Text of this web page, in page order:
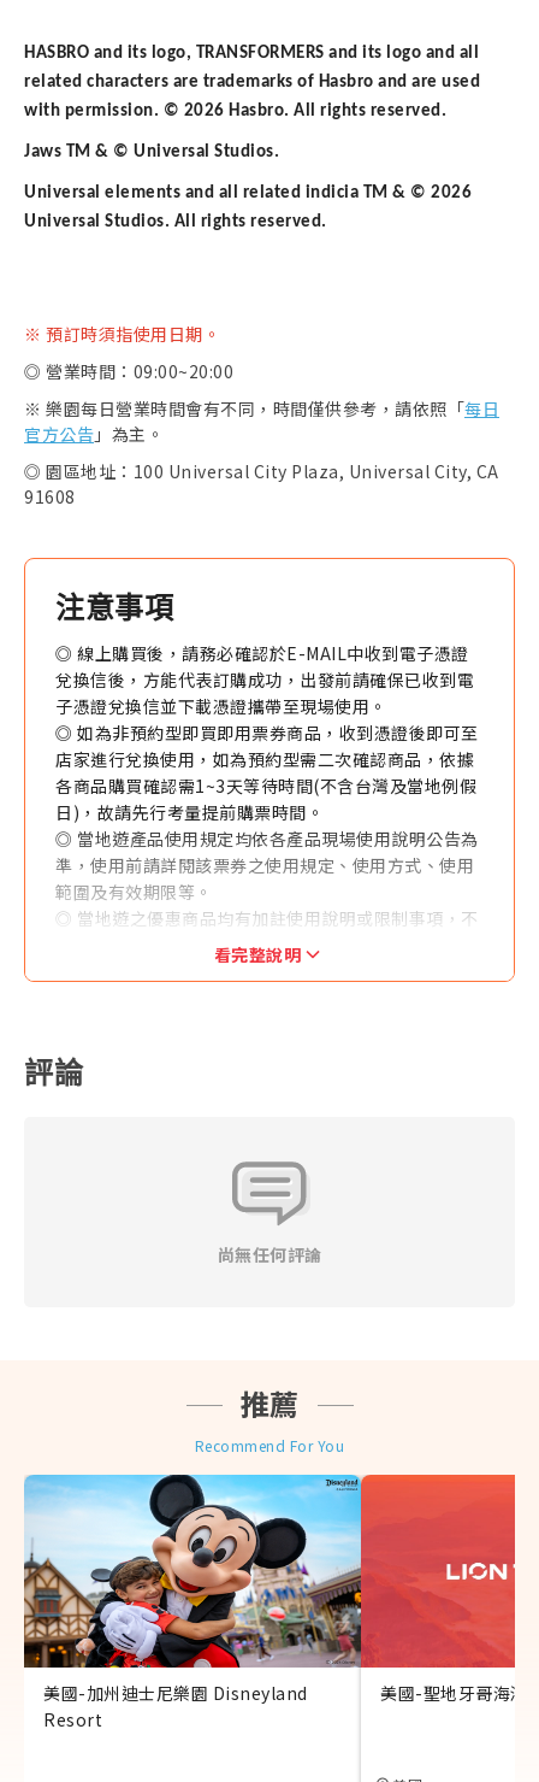
HASBRO and its logo, TRANSFORMERS and its logo and all
related characters are trademarks of Hasbro and are used
with permission. © 2026 Hasbro. All rights reserved.
Jaws TM & © Universal Studios.
Universal elements and all related indicia TM & © 2026
Universal Studios. All rights reserved.
※ 預訂時須指使用日期。
◎ 營業時間：09:00~20:00
※ 樂園每日營業時間會有不同，時間僅供參考，請依照「每日
官方公告 」為主。
◎ 園區地址：100 Universal City Plaza, Universal City, CA
91608
注意事項
◎ 線上購買後，請務必確認於E-MAIL中收到電子憑證
兌換信後，方能代表訂購成功，出發前請確保已收到電
子憑證兌換信並下載憑證攜帶至現場使用。
◎ 如為非預約型即買即用票券商品，收到憑證後即可至
店家進行兌換使用，如為預約型需二次確認商品，依據
各商品購買確認需1~3天等待時間(不含台灣及當地例假
日)，故請先行考量提前購票時間。
◎ 當地遊產品使用規定均依各產品現場使用說明公告為
準，使用前請詳閱該票券之使用規定、使用方式、使用
範圍及有效期限等。
◎ 當地遊之優惠商品均有加註使用說明或限制事項，不
得與其他優惠方案同時併用。
件人聯繫確認收件人之地址及聯絡方式等資訊。
◎ 本產品售價均為優惠售價。如各供應商於官網有不定
◎ 當地遊產品一經售出，指定日期或有標示使用效期產
品不得退換、改票，如無使用期限之產品依其退改規定
辦理之，且需憑原始購買憑證 （本網當初開立之旅行業
◎ 訂購本網商品須遵守本公司會員規定，不得轉售或以
的公平使用原則（FUP）系指：為了維護網路連線品質
及公平使用原則，世界各國的電信公司有時會針對短時
間內，使用極大網路流量之用戶進行流量管制，可能導
致無法上網或上網速度變慢。 (實際降速與否請依各產
品敘述為主)
◎ 建議您可視自身狀況自行決定是否投保個人旅遊平安
險，為您的旅程多一份保障。
看完整說明
評論
尚無任何評論
推薦
Recommend For You
美國-加州迪士尼樂園 Disneyland
Resort
美國-聖地牙哥海洋